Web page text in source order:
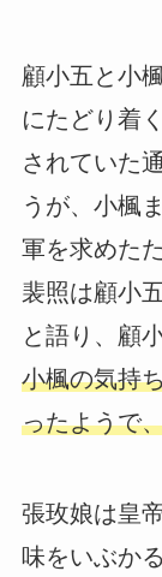
顧小五と小
にたどり着
されていた
うが、小楓
軍を求めた
裴照は顧小
と語り、顧
小楓の気持
ったようで
張玫娘は皇
味をいぶか